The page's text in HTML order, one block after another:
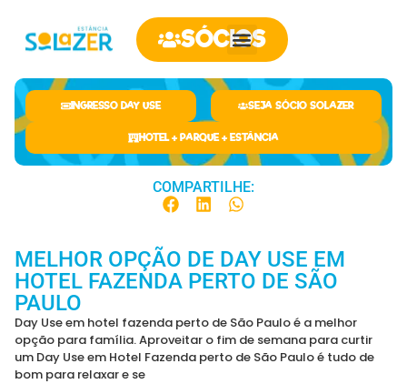
SÓCIOS
INGRESSO DAY USE SEJA SÓCIO SOLAZER
HOTEL + PARQUE + ESTÂNCIA
COMPARTILHE:
MELHOR OPÇÃO DE DAY USE EM
HOTEL FAZENDA PERTO DE SÃO
PAULO
Day Use em hotel fazenda perto de São Paulo é a melhor
opção para família. Aproveitar o fim de semana para curtir
um Day Use em Hotel Fazenda perto de São Paulo é tudo de
bom para relaxar e se